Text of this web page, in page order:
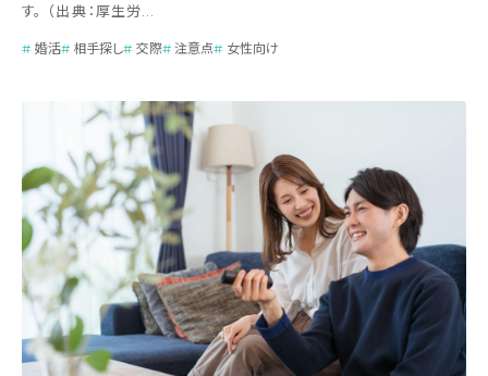
す。 （出典：厚生労...
婚活 相手探し 交際 注意点 女性向け